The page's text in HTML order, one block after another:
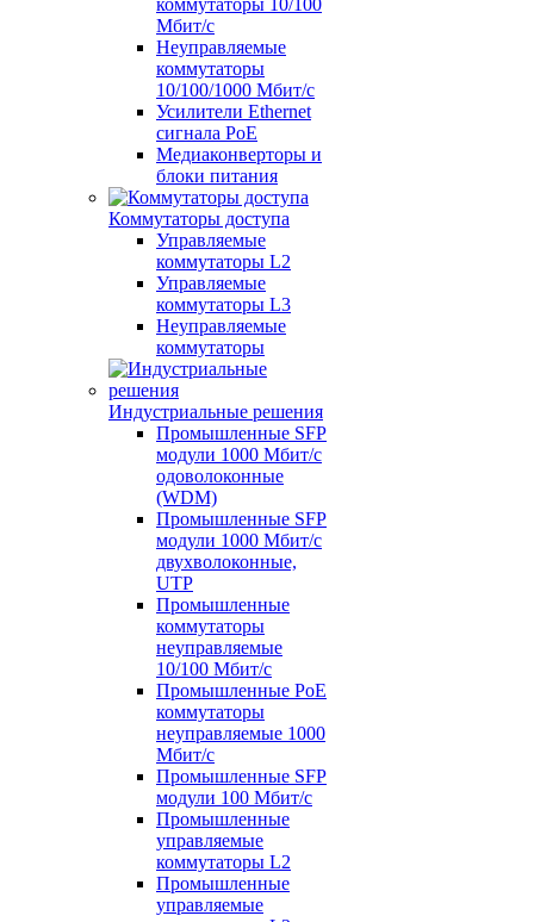
коммутаторы 10/100
Мбит/с
Неуправляемые
коммутаторы
10/100/1000 Мбит/с
Усилители Ethernet
сигнала PoE
Медиаконверторы и
блоки питания
Коммутаторы доступа
Управляемые
коммутаторы L2
Управляемые
коммутаторы L3
Неуправляемые
коммутаторы
Индустриальные решения
Промышленные SFP
модули 1000 Мбит/c
одоволоконные
(WDM)
Промышленные SFP
модули 1000 Мбит/c
двухволоконные,
UTP
Промышленные
коммутаторы
неуправляемые
10/100 Мбит/с
Промышленные PoE
коммутаторы
неуправляемые 1000
Мбит/с
Промышленные SFP
модули 100 Мбит/c
Промышленные
управляемые
коммутаторы L2
Промышленные
управляемые